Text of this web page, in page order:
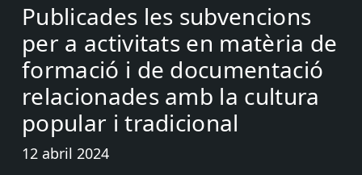
Publicades les subvencions
per a activitats en matèria de
formació i de documentació
relacionades amb la cultura
popular i tradicional
12 abril 2024